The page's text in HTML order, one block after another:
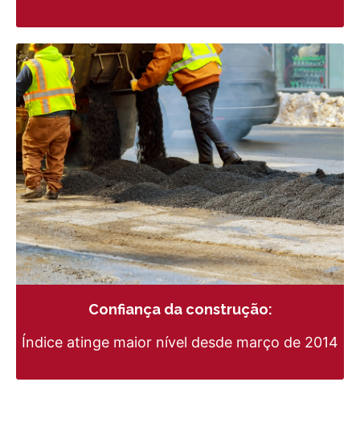
Confiança da construção:
Índice atinge maior nível desde março de 2014